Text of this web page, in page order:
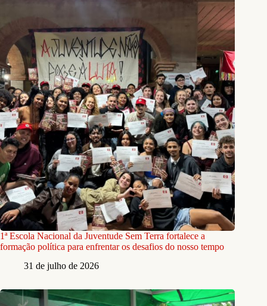
1ª Escola Nacional da Juventude Sem Terra fortalece a
formação política para enfrentar os desafios do nosso tempo
31 de julho de 2026